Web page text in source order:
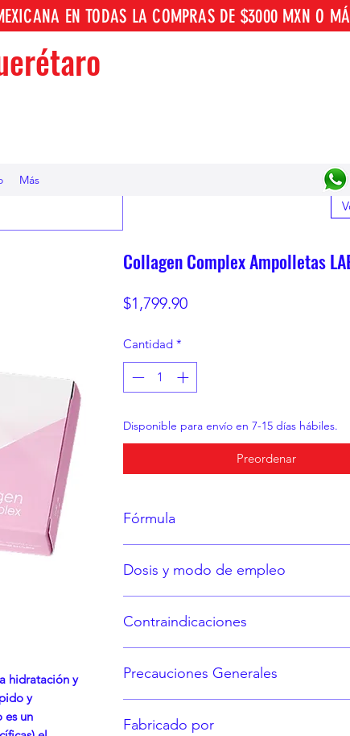
Más
EN TODAS LA COMPRAS DE $3000 MXN O
hidratación y
y
es un
Collagen Complex Ampolletas
$1,799.90Precio
Cantidad *
Disponible para envío en 7-15 días hábiles.
Preordenar
Fórmula
Colágeno 10% 2ml.
Dosis y modo de empleo
Contraindicaciones
fórmula.
Precauciones Generales
30 ºC.
Fabricado por